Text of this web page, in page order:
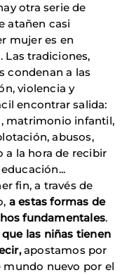
otra serie de
atañen casi
mujer es en
Las tradiciones,
condenan a las
violencia y
encontrar salida:
matrimonio infantil,
abusos,
a la hora de recibir
fin, a través de
a estas formas de
fundamentales.
las niñas tienen
apostamos por
nuevo por el